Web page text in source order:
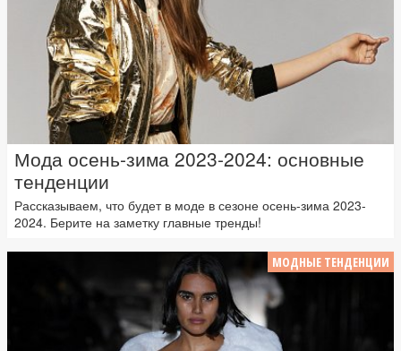
Мода осень-зима 2023-2024: основные
тенденции
Рассказываем, что будет в моде в сезоне осень-зима 2023-
2024. Берите на заметку главные тренды!
МОДНЫЕ ТЕНДЕНЦИИ